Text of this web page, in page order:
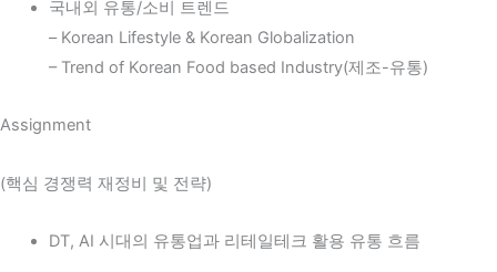
국내외 유통/소비 트렌드
– Korean Lifestyle & Korean Globalization
– Trend of Korean Food based Industry(제조-유통)
Assignment
(핵심 경쟁력 재정비 및 전략)
DT, AI 시대의 유통업과 리테일테크 활용 유통 흐름